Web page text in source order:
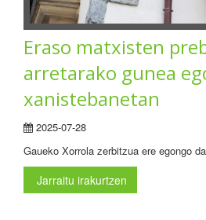
Eraso matxisten
arretarako gunea
xanistebanetan
2025-07-28
Gaueko Xorrola zerbitzua ere egongo
Jarraitu irakurtzen